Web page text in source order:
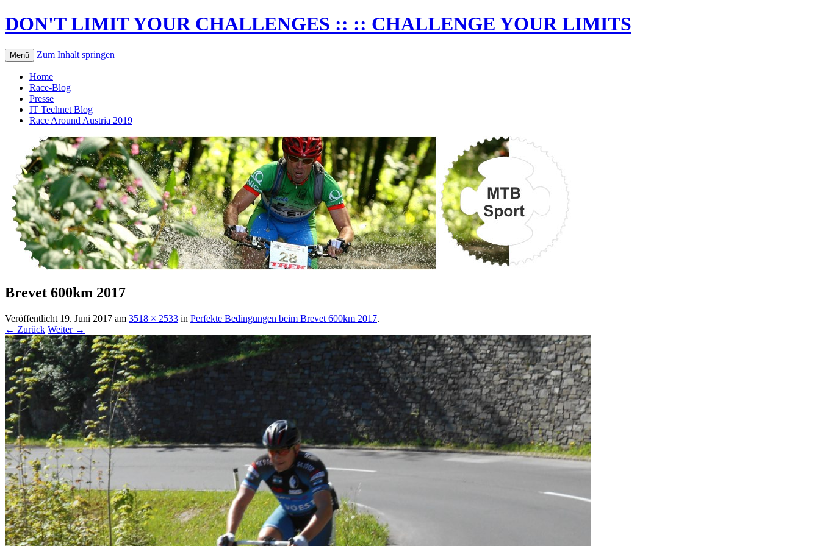
DON'T LIMIT YOUR CHALLENGES :: :: CHALLENGE YOUR LIMITS
Menü Zum Inhalt springen
Home
Race-Blog
Presse
IT Technet Blog
Race Around Austria 2019
Brevet 600km 2017
Veröffentlicht 19. Juni 2017 am 3518 × 2533 in Perfekte Bedingungen beim Brevet 600km 2017.
← Zurück Weiter →